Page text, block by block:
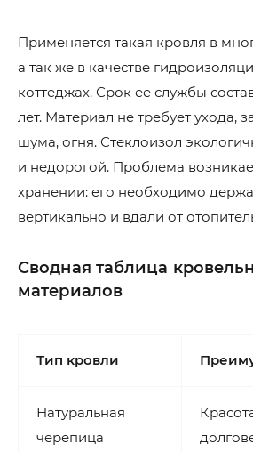
Применяется такая кровля в
а так же в качестве
коттеджах. Срок ее службы
лет. Материал не требует ухода,
шума, огня. Стеклоизол
и недорогой. Проблема
хранении: его необходимо
вертикально и вдали от
Сводная таблица
материалов
Тип кровли
Натуральная
черепица